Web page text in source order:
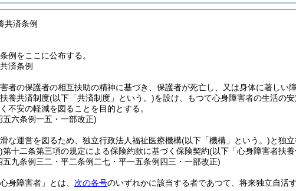
共済条例
例をここに公布する。
済条例
者の保護者の相互扶助の精神に基づき、保護者が死亡し、又は身体に著しい
養共済制度(以下「共済制度」という。)を設け、もつて心身障害者の生活の
不安の軽減を図ることを目的とする。
六条例一五・一部改正)
な運営を図るため、独立行政法人福祉医療機構(以下「機構」という。)と独
第十二条第三項の規定による保険約款に基づく保険契約(以下「心身障害者扶
九条例三二・平二条例二七・平一五条例四三・一部改正)
身障害者」とは、 次の各号のいずれかに該当する者であつて、将来独立自活